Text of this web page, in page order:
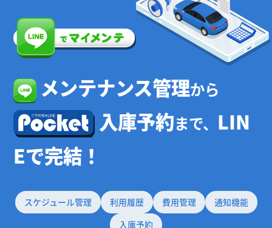
メンテナンス管理から
入庫予約まで、 LIN
Eで完結！
スケジュール管理 利用履歴 費用管理
通知機能
入庫予約